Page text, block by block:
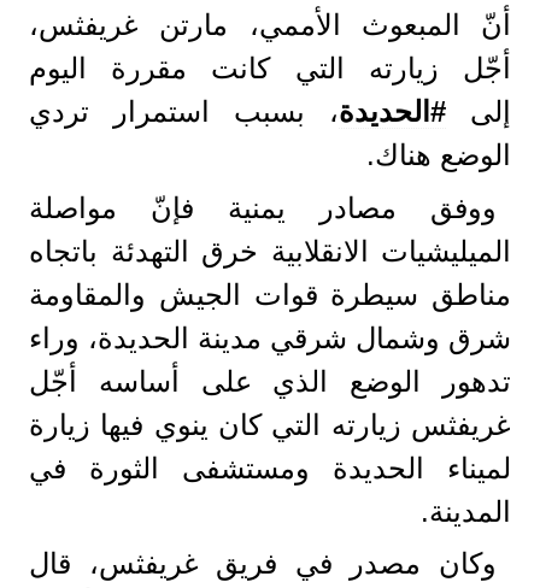
أنّ المبعوث الأممي، مارتن غريفثس،
أجّل زيارته التي كانت مقررة اليوم
إلى #الحديدة، بسبب استمرار تردي
الوضع هناك.
ووفق مصادر يمنية فإنّ مواصلة
الميليشيات الانقلابية خرق التهدئة باتجاه
مناطق سيطرة قوات الجيش والمقاومة
شرق وشمال شرقي مدينة الحديدة، وراء
تدهور الوضع الذي على أساسه أجّل
غريفثس زيارته التي كان ينوي فيها زيارة
لميناء الحديدة ومستشفى الثورة في
المدينة.
وكان مصدر في فريق غريفثس، قال